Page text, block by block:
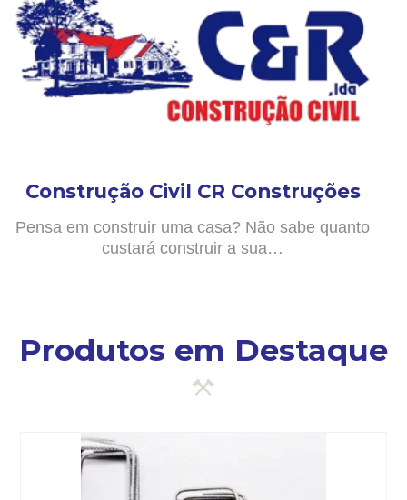
Construção Civil CR Construções
Pensa em construir uma casa? Não sabe quanto
custará construir a sua…
Produtos em Destaque